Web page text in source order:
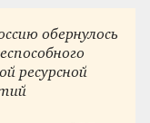
обернулось
ресурсной